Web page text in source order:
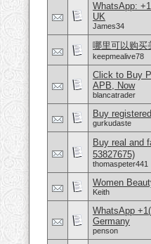
WhatsApp:
UK
James34
哪里可以购买
keepmealive78
Click to Buy
APB, Now
blancatrader
Buy
gurkudaste
Buy real and
53827675)
thomaspeter441
Women
Keith
WhatsApp
Germany
penson